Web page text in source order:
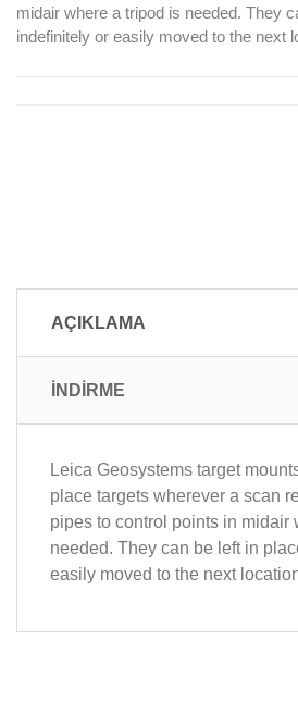
midair where a tripod is needed. They
indefinitely or easily moved to the next
AÇIKLAMA
İNDİRME
Leica Geosystems target
place targets wherever a scan
pipes to control points in midair
needed. They can be left in
easily moved to the next